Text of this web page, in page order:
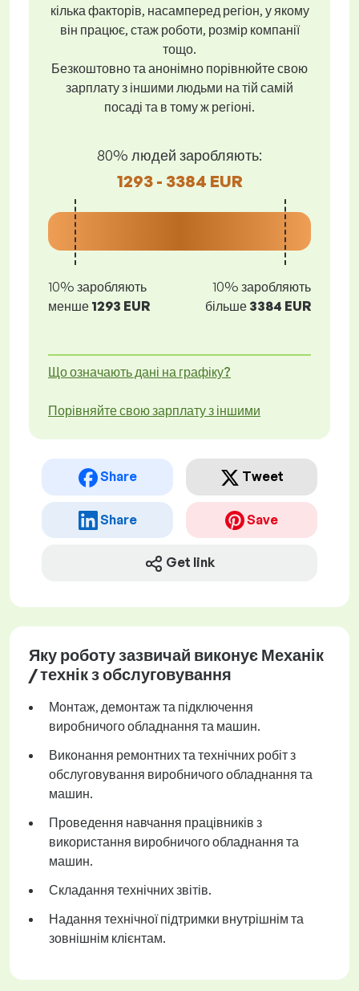
кілька факторів, насамперед регіон, у якому
він працює, стаж роботи, розмір компанії
тощо.
Безкоштовно та анонімно порівнюйте свою
зарплату з іншими людьми на тій самій
посаді та в тому ж регіоні.
80% людей заробляють:
1293 - 3384 EUR
10% заробляють
менше 1293 EUR
10% заробляють
більше 3384 EUR
Що означають дані на графіку?
Порівняйте свою зарплату з іншими
Share Tweet
Share Save
Get link
Яку роботу зазвичай виконує Механік
/ технік з обслуговування
Монтаж, демонтаж та підключення
виробничого обладнання та машин.
Виконання ремонтних та технічних робіт з
обслуговування виробничого обладнання та
машин.
Проведення навчання працівників з
використання виробничого обладнання та
машин.
Складання технічних звітів.
Надання технічної підтримки внутрішнім та
зовнішнім клієнтам.